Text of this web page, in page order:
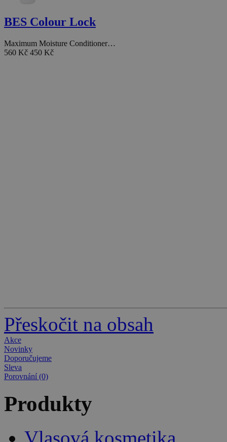
BES Colour Lock
Maximum Moisture Conditioner…
560 Kč 450 Kč
Přeskočit na obsah
Akce
Novinky
Doporučujeme
Sleva
Porovnání (0)
Produkty